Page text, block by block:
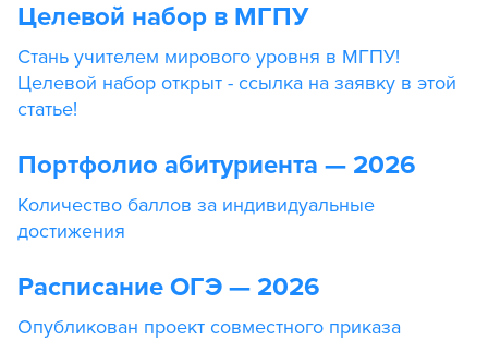
Целевой набор в МГПУ
Стань учителем мирового уровня в МГПУ!
Целевой набор открыт - ссылка на заявку в этой
статье!
Портфолио абитуриента — 2026
Количество баллов за индивидуальные
достижения
Расписание ОГЭ — 2026
Опубликован проект совместного приказа